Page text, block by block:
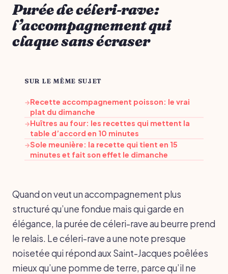
Purée de céleri-rave:
l’accompagnement qui
claque sans écraser
SUR LE MÊME SUJET
→Recette accompagnement poisson: le vrai
plat du dimanche
→Huîtres au four: les recettes qui mettent la
table d’accord en 10 minutes
→Sole meunière: la recette qui tient en 15
minutes et fait son effet le dimanche
Quand on veut un accompagnement plus
structuré qu’une fondue mais qui garde en
élégance, la purée de céleri-rave au beurre prend
le relais. Le céleri-rave a une note presque
noisetée qui répond aux Saint-Jacques poêlées
mieux qu’une pomme de terre, parce qu’il ne